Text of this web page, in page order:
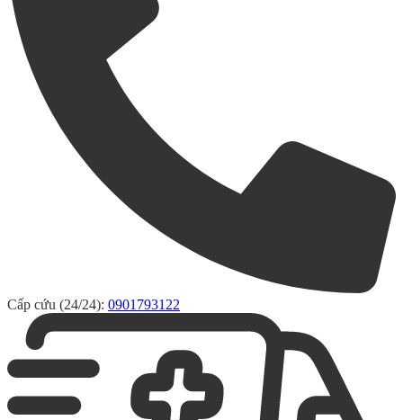
Cấp cứu (24/24): 0901793122